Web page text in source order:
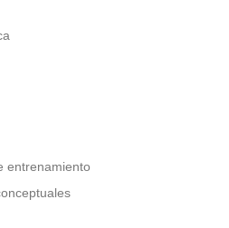
entrenamiento